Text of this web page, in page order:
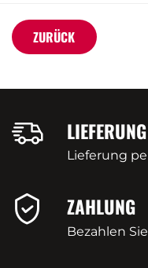
ZURÜCK
LIEFERUNG
Lieferung
ZAHLUNG
Bezahlen